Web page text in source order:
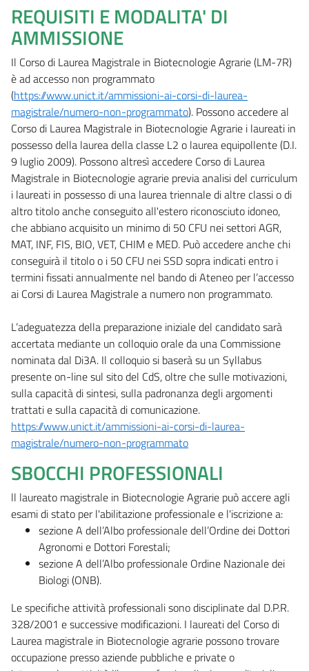
REQUISITI E MODALITA' DI
AMMISSIONE
Il Corso di Laurea Magistrale in Biotecnologie Agrarie (LM-7R)
è ad accesso non programmato
(https://www.unict.it/ammissioni-ai-corsi-di-laurea-
magistrale/numero-non-programmato). Possono accedere al
Corso di Laurea Magistrale in Biotecnologie Agrarie i laureati in
possesso della laurea della classe L2 o laurea equipollente (D.I.
9 luglio 2009). Possono altresì accedere Corso di Laurea
Magistrale in Biotecnologie agrarie previa analisi del curriculum
i laureati in possesso di una laurea triennale di altre classi o di
altro titolo anche conseguito all'estero riconosciuto idoneo,
che abbiano acquisito un minimo di 50 CFU nei settori AGR,
MAT, INF, FIS, BIO, VET, CHIM e MED. Può accedere anche chi
conseguirà il titolo o i 50 CFU nei SSD sopra indicati entro i
termini fissati annualmente nel bando di Ateneo per l’accesso
ai Corsi di Laurea Magistrale a numero non programmato.
L’adeguatezza della preparazione iniziale del candidato sarà
accertata mediante un colloquio orale da una Commissione
nominata dal Di3A. Il colloquio si baserà su un Syllabus
presente on-line sul sito del CdS, oltre che sulle motivazioni,
sulla capacità di sintesi, sulla padronanza degli argomenti
trattati e sulla capacità di comunicazione.
https://www.unict.it/ammissioni-ai-corsi-di-laurea-
magistrale/numero-non-programmato
SBOCCHI PROFESSIONALI
ll laureato magistrale in Biotecnologie Agrarie può accere agli
esami di stato per l'abilitazione professionale e l'iscrizione a:
sezione A dell’Albo professionale dell’Ordine dei Dottori
Agronomi e Dottori Forestali;
sezione A dell’Albo professionale Ordine Nazionale dei
Biologi (ONB).
Le specifiche attività professionali sono disciplinate dal D.P.R.
328/2001 e successive modificazioni. I laureati del Corso di
Laurea magistrale in Biotecnologie agrarie possono trovare
occupazione presso aziende pubbliche e private o